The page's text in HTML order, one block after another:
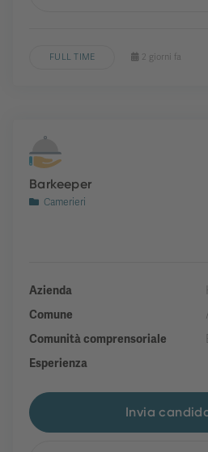
FULL TIME 2 giorni fa
Barkeeper
Camerieri
Azienda
Comune
Comunità comprensoriale
Esperienza
Invia